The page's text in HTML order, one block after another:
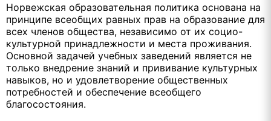
Норвежская образовательная политика основана на
принципе всеобщих равных прав на образование для
всех членов общества, независимо от их социо-
культурной принадлежности и места проживания.
Основной задачей учебных заведений является не
только внедрение знаний и прививание культурных
навыков, но и удовлетворение общественных
потребностей и обеспечение всеобщего
благосостояния.